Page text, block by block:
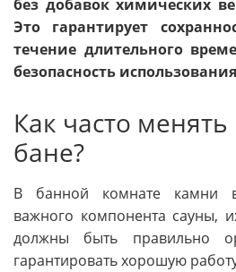
без добавок химических
Это гарантирует
течение длительного
безопасность
Как часто
бане?
В банной комнате камни
важного компонента сауны,
должны быть правильно
гарантировать хорошую